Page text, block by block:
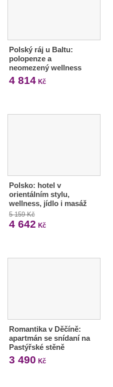
Polský ráj u Baltu:
polopenze a
neomezený wellness
4 814 Kč
Polsko: hotel v
orientálním stylu,
wellness, jídlo i masáž
5 159 Kč
4 642 Kč
Romantika v Děčíně:
apartmán se snídaní na
Pastýřské stěně
3 490 Kč